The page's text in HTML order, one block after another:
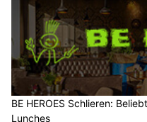
BE HEROES Schlieren:
Lunches